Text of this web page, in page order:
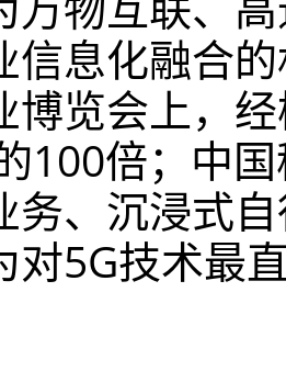
信息化融合
博览会上，
100倍；中
务、沉浸式
对5G技术最